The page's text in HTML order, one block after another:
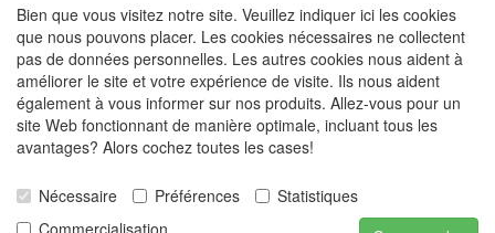
Demander un lien d'annulation
INFO
Expédition et conditions générales
Contact
Disclaimer
Latex data sheet
Bien que vous visitez notre site. Veuillez indiquer ici les cookies
que nous pouvons placer. Les cookies nécessaires ne collectent
pas de données personnelles. Les autres cookies nous aident à
améliorer le site et votre expérience de visite. Ils nous aident
également à vous informer sur nos produits. Allez-vous pour un
site Web fonctionnant de manière optimale, incluant tous les
avantages? Alors cochez toutes les cases!
Nécessaire Préférences
Statistiques
Commercialisation